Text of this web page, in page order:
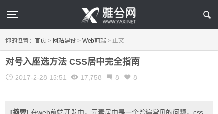
你的位置：首页 > 网站建设 > Web前端 > 正文
对号入座选方法 CSS居中完全指南
2017-2-28 15:51 17,758 8 8
[摘要] 在web前端开发中，元素居中是一个普遍常见的问题，css